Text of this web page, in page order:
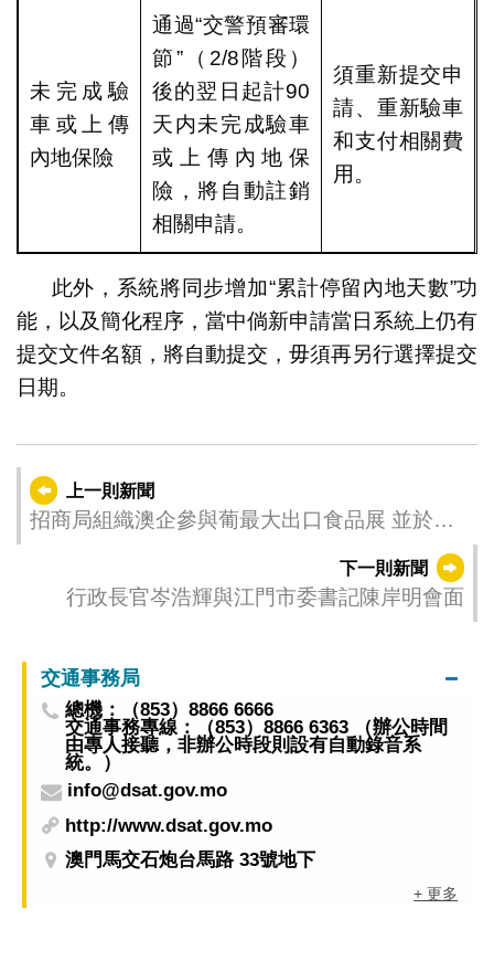
未完成驗
車或上傳
內地保險
通過“交警預審環
節”（2/8階段）
後的翌日起計90
天内未完成驗車
或上傳內地保
險，將自動註銷
相關申請。
須重新提交申
請、重新驗車
和支付相關費
用。
此外，系統將同步增加“累計停留內地天數”功
能，以及簡化程序，當中倘新申請當日系統上仍有
提交文件名額，將自動提交，毋須再另行選擇提交
日期。
上一則新聞
招商局組織澳企參與葡最大出口食品展 並於里
下一則新聞
行政長官岑浩輝與江門市委書記陳岸明會面
交通事務局
總機：（853）8866 6666
交通事務專線：（853）8866 6363 （辦公時間
由專人接聽，非辦公時段則設有自動錄音系
統。）
info@dsat.gov.mo
http://www.dsat.gov.mo
澳門馬交石炮台馬路 33號地下
+ 更多